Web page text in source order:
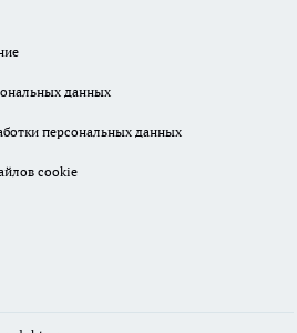
данных
персональных данных
cookie